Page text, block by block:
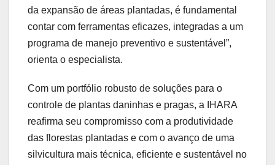
da expansão de áreas plantadas, é fundamental
contar com ferramentas eficazes, integradas a um
programa de manejo preventivo e sustentável”,
orienta o especialista.
Com um portfólio robusto de soluções para o
controle de plantas daninhas e pragas, a IHARA
reafirma seu compromisso com a produtividade
das florestas plantadas e com o avanço de uma
silvicultura mais técnica, eficiente e sustentável no